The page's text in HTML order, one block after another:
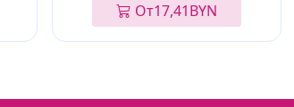
От17,41BYN